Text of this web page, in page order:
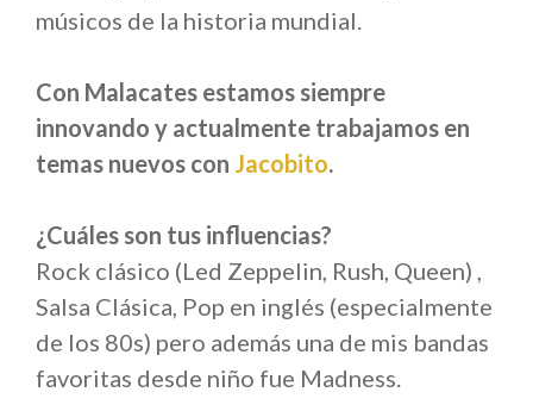
músicos de la historia mundial.
Con Malacates estamos siempre
innovando y actualmente trabajamos en
temas nuevos con Jacobito.
¿Cuáles son tus influencias?
Rock clásico (Led Zeppelin, Rush, Queen) ,
Salsa Clásica, Pop en inglés (especialmente
de los 80s) pero además una de mis bandas
favoritas desde niño fue Madness.